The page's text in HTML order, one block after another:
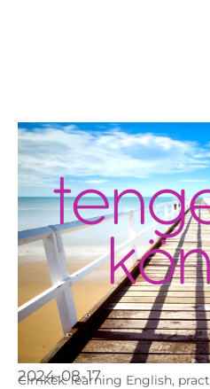
2024-08-17
Cimkék: learning English,